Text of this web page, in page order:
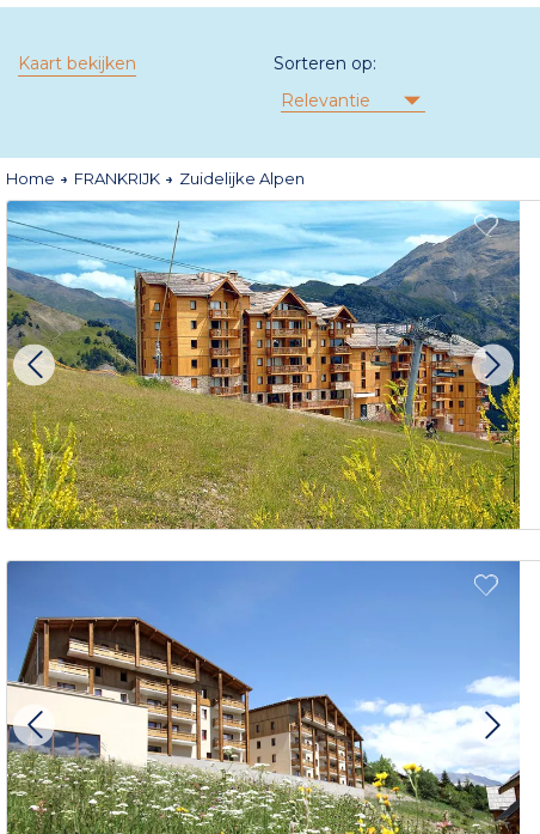
Kaart bekijken
Sorteren op:
Relevantie
Home FRANKRIJK Zuidelijke Alpen